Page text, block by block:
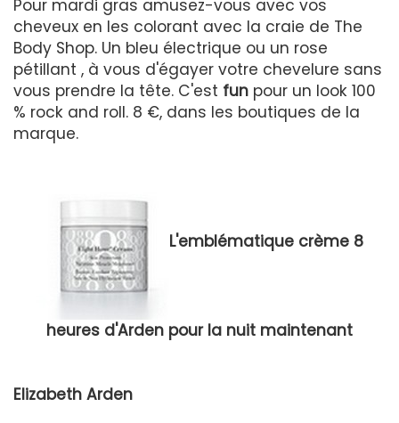
Pour mardi gras amusez-vous avec vos
cheveux en les colorant avec la craie de The
Body Shop. Un bleu électrique ou un rose
pétillant , à vous d'égayer votre chevelure sans
vous prendre la tête. C'est fun pour un look 100
% rock and roll. 8 €, dans les boutiques de la
marque.
L'emblématique crème 8
heures d'Arden pour la nuit maintenant
Elizabeth Arden